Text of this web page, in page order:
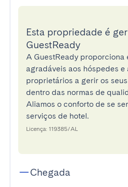
Esta propriedade é
GuestReady
A GuestReady proporciona
agradáveis aos hóspedes e
proprietários a gerir os
dentro das normas de
Aliamos o conforto de se
serviços de hotel.
Licença: 119385/AL
Chegada